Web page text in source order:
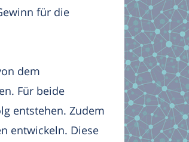
für die
dem
Für beide
entstehen. Zudem
entwickeln. Diese